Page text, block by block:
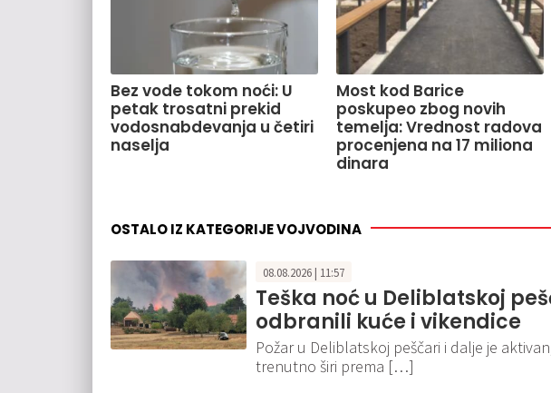
Bez vode tokom noći: U
petak trosatni prekid
vodosnabdevanja u četiri
naselja
Most kod Barice
poskupeo zbog novih
temelja: Vrednost radova
procenjena na 17 miliona
dinara
OSTALO IZ KATEGORIJE VOJVODINA
08.08.2026 | 11:57
Teška noć u Deliblatskoj
odbranili kuće i vikendice
Požar u Deliblatskoj peščari i dalje je
trenutno širi prema […]